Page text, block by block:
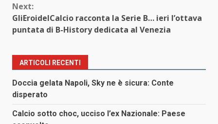
Next:
GliEroidelCalcio racconta la Serie B… ieri l’ottava
puntata di B-History dedicata al Venezia
ARTICOLI RECENTI
Doccia gelata Napoli, Sky ne è sicura: Conte
disperato
Calcio sotto choc, ucciso l’ex Nazionale: Paese